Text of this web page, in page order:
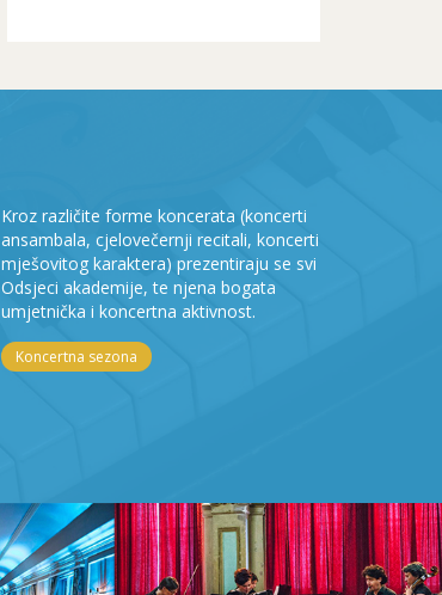
Kroz različite forme koncerata (koncerti
ansambala, cjelovečernji recitali, koncerti
mješovitog karaktera) prezentiraju se svi
Odsjeci akademije, te njena bogata
umjetnička i koncertna aktivnost.
Koncertna sezona